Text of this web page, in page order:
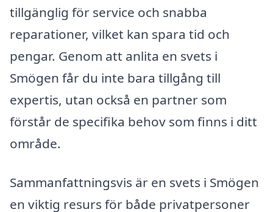
tillgänglig för service och snabba
reparationer, vilket kan spara tid och
pengar. Genom att anlita en svets i
Smögen får du inte bara tillgång till
expertis, utan också en partner som
förstår de specifika behov som finns i ditt
område.
Sammanfattningsvis är en svets i Smögen
en viktig resurs för både privatpersoner